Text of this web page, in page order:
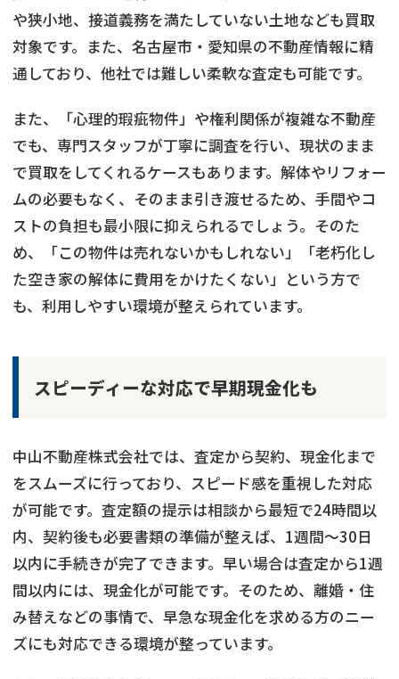
や狭小地、接道義務を満たしていない土地なども買取
対象です。また、名古屋市・愛知県の不動産情報に精
通しており、他社では難しい柔軟な査定も可能です。
また、「心理的瑕疵物件」や権利関係が複雑な不動産
でも、専門スタッフが丁寧に調査を行い、現状のまま
で買取をしてくれるケースもあります。解体やリフォー
ムの必要もなく、そのまま引き渡せるため、手間やコ
ストの負担も最小限に抑えられるでしょう。そのた
め、「この物件は売れないかもしれない」「老朽化し
た空き家の解体に費用をかけたくない」という方で
も、利用しやすい環境が整えられています。
スピーディーな対応で早期現金化も
中山不動産株式会社では、査定から契約、現金化まで
をスムーズに行っており、スピード感を重視した対応
が可能です。査定額の提示は相談から最短で24時間以
内、契約後も必要書類の準備が整えば、1週間〜30日
以内に手続きが完了できます。早い場合は査定から1週
間以内には、現金化が可能です。そのため、離婚・住
み替えなどの事情で、早急な現金化を求める方のニー
ズにも対応できる環境が整っています。